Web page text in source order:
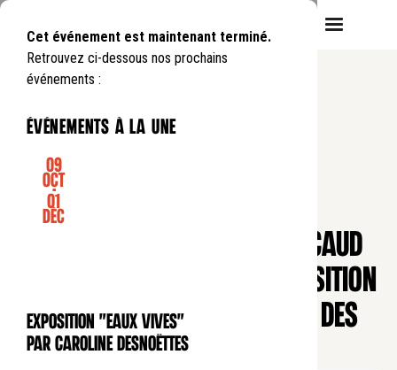
Cet événement est maintenant terminé.
Retrouvez ci-dessous nos prochains
événements :
événements à la une
EXPOSITION
09
Oct
-
01
Déc
Exposition "Eaux Vives"
par Caroline Desnoëttes
CONFÉRENCE
CONFÉRENCE DE MURIEL PÉNICAUD
ET VERNISSAGE DE SON EXPOSITION
PHOTOGRAPHIQUE « MATRICE DES
MONDES »